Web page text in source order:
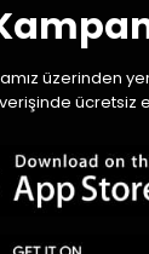
Siz de doğru bir
bir ürünün
olabilir.
59
üzerinden
ücretsiz